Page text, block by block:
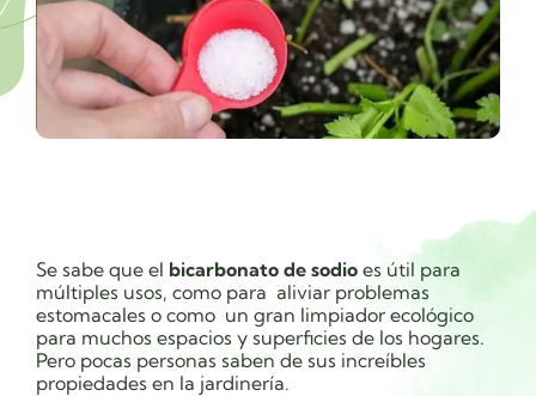
Se sabe que el bicarbonato de sodio es útil para
múltiples usos, como para aliviar problemas
estomacales o como un gran limpiador ecológico
para muchos espacios y superficies de los hogares.
Pero pocas personas saben de sus increíbles
propiedades en la jardinería.